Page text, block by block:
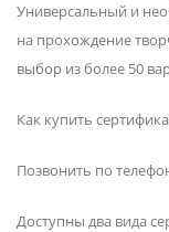
Универсальный и
на прохождение
выбор из более 50
Как купить
Позвонить по
Доступны два вида